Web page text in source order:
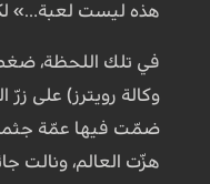
هذه ليست لعبة…»
في تلك اللحظة،
وكالة رويترز) على زرّ
ضمّت فيها عمّة جثمان
هزّت العالم، ونالت